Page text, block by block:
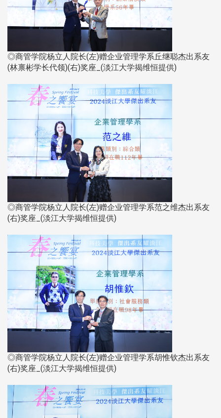
◎商管学院杨立人院长(左)赠企业管理学系丘继聪杰出系友
(林禀彬学长代领)(右)奖座_(淡江大学揭维恒提供)​​​​​​​
◎商管学院杨立人院长(左)赠企业管理学系范之维杰出系友
(右)奖座_(淡江大学揭维恒提供)​​​​​​​
◎商管学院杨立人院长(左)赠企业管理学系胡惟钦杰出系友
(右)奖座_(淡江大学揭维恒提供)​​​​​​​